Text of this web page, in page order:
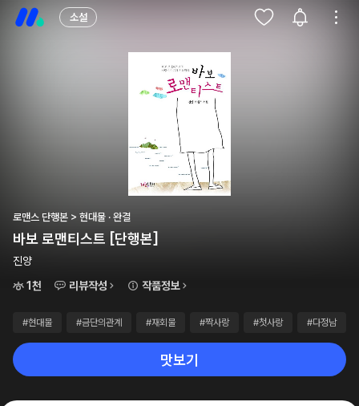
소설
로맨스 단행본 > 현대물 · 완결
바보 로맨티스트 [단행본]
진양
1천
리뷰작성 작품정보
#현대물 #금단의관계 #재회물 #짝사랑 #첫사랑 #다정남
맛보기